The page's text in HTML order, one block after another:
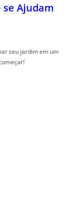
se Ajudam
seu jardim em um